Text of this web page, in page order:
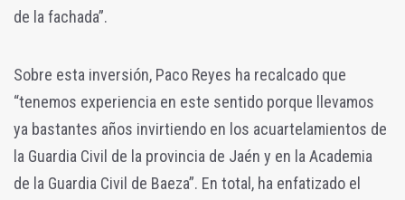
de la fachada”.
Sobre esta inversión, Paco Reyes ha recalcado que
“tenemos experiencia en este sentido porque llevamos
ya bastantes años invirtiendo en los acuartelamientos de
la Guardia Civil de la provincia de Jaén y en la Academia
de la Guardia Civil de Baeza”. En total, ha enfatizado el